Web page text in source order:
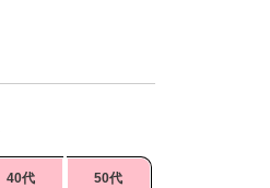
40代 50代